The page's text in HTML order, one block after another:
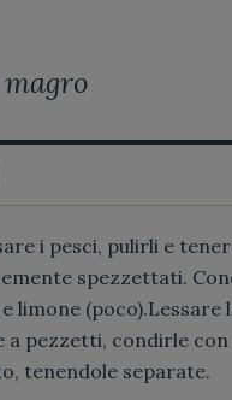
i pesci, pulirli e
spezzettati.
e limone (poco).Lessare
a pezzetti, condirle con
tenendole separate.